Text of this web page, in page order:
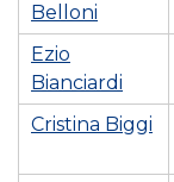
Belloni
Ezio
Bianciardi
Cristina Biggi